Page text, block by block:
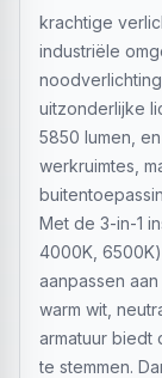
krachtige
industriële
uitzonderlijke
5850 lumen,
werkruimtes,
Met de 3-in-1
4000K,
aanpassen
warm wit,
armatuur biedt
te stemmen.